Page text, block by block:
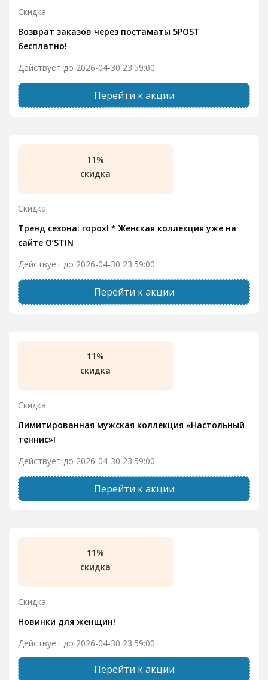
Скидка
Возврат заказов через постаматы 5POST
бесплатно!
Действует до 2026-04-30 23:59:00
Перейти к акции
11%
скидка
Скидка
Тренд сезона: горох! * Женская коллекция уже на
сайте O’STIN
Действует до 2026-04-30 23:59:00
Перейти к акции
11%
скидка
Скидка
Лимитированная мужская коллекция «Настольный
теннис»!
Действует до 2026-04-30 23:59:00
Перейти к акции
11%
скидка
Скидка
Новинки для женщин!
Действует до 2026-04-30 23:59:00
Перейти к акции